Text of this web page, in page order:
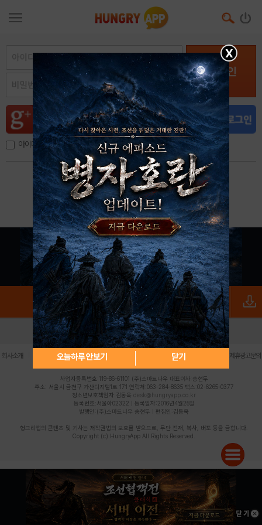
로그인
아이디, 이메일 저장
아이디 / 비밀번호 찾기 회원가입
X
오늘하루 안보기 닫기
로그인 PC버전 전체앱
회사소개 | 개인정보 처리방침 불법촬영물 신고센터 제휴광고문의
사업자등록번호:119-86-61101 (주)스마트나우 대표이사:송현두
주소: 서울시 금천구 가산디지털1로 171 연락처:063-284-8635 팩스:02-6265-0377
청소년보호책임자:김동욱 desk@hungryapp.co.kr
등록번호:서울아02322 | 등록일자:2016년4월25일
발행인:(주)스마트나우 송현두 | 편집인:김동욱
헝그리앱의 콘텐츠 및 기사는 저작권법의 보호를 받으므로, 무단 전재, 복사, 배포 등을 금합니다.
Copyright (c) HungryApp All Rights Reserved.